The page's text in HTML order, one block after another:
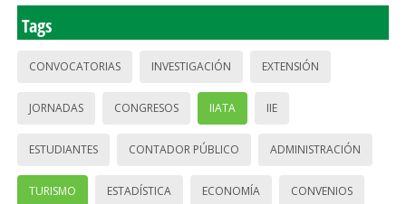
Tags
CONVOCATORIAS INVESTIGACIÓN EXTENSIÓN
JORNADAS CONGRESOS IIATA IIE
ESTUDIANTES CONTADOR PÚBLICO ADMINISTRACIÓN
TURISMO ESTADÍSTICA ECONOMÍA CONVENIOS